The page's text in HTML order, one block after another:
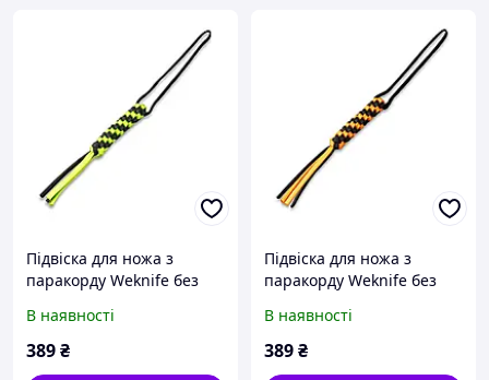
Підвіска для ножа з
паракорду Weknife без
В наявності
389₴
Підвіска для ножа з
паракорду Weknife без
В наявності
389₴